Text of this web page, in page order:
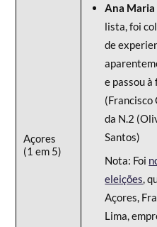
Açores
(1 em 5)
Ana
lista, foi
de
e passou
(Francisco
da N.2
Santos)
Nota: Foi
eleições,
Açores,
Lima,